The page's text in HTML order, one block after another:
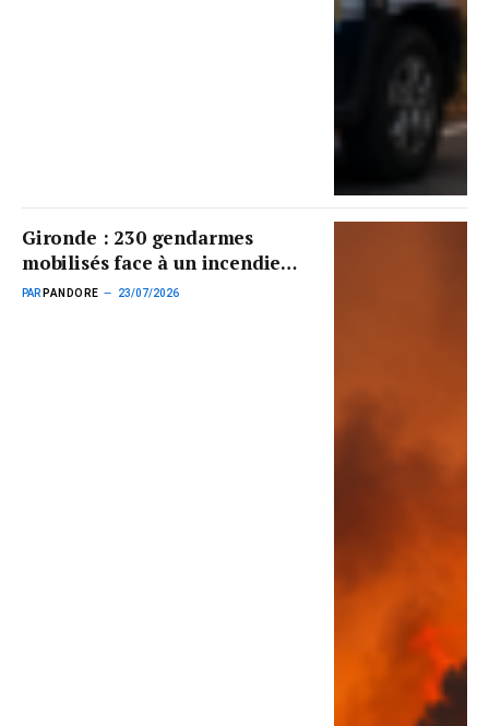
Gironde : 230 gendarmes
mobilisés face à un incendie
toujours incontrôlable
PAR PANDORE 23/07/2026